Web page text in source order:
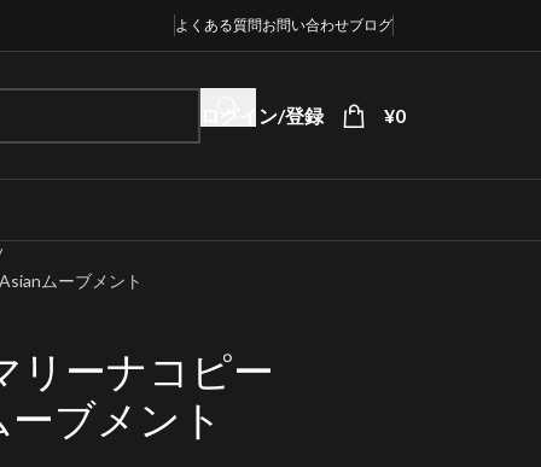
よくある質問お問い合わせブログ
ログイン/登録 ¥0
ムーブメント
リーナコピー
ブメント